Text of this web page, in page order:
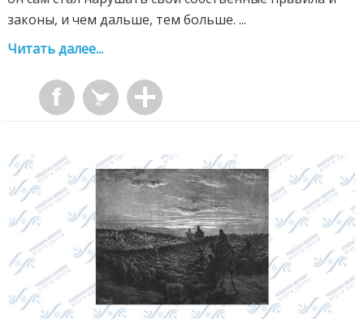
законы, и чем дальше, тем больше. ...
Читать далее...